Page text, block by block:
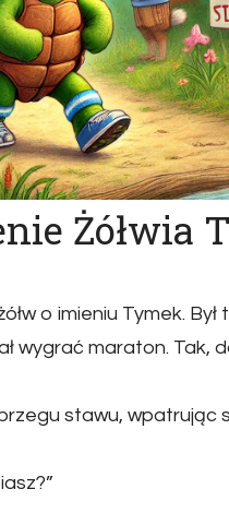
Żółwia
o imieniu Tymek.
wygrać maraton. Tak,
stawu, wpatrując